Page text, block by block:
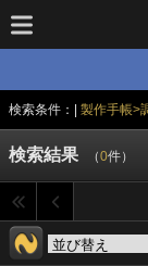
検索条件：| 製作手帳>
検索結果 （0件）